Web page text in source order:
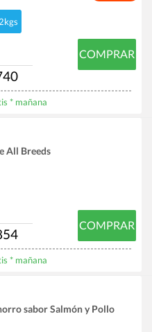
COMPRAR
* mañana
All Breeds
COMPRAR
* mañana
sabor Salmón y Pollo